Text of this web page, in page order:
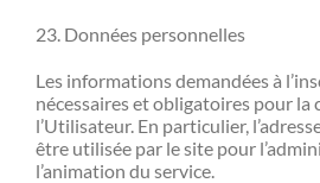
23. Données personnelles
Les informations demandées à
nécessaires et obligatoires pour la
l’Utilisateur. En particulier,
être utilisée par le site pour
l’animation du service.